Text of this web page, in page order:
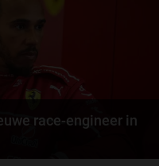
race-engineer in